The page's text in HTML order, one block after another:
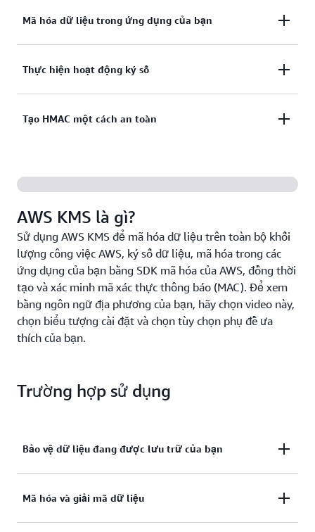
các dịch vụ và ứng dụng tích hợp từ một điểm duy
nhất.
Mã hóa dữ liệu trong ứng dụng của bạn
viện mã hóa dữ liệu thuộc SDK mã hóa của AWS.
Thực hiện hoạt động ký số
đối xứng để xác thực chữ ký số.
Tạo HMAC một cách an toàn
một cách an toàn để đảm bảo tính toàn vẹn và xác
thực của thông báo.
AWS KMS là gì?
Sử dụng AWS KMS để mã hóa dữ liệu trên toàn bộ khối
lượng công việc AWS, ký số dữ liệu, mã hóa trong các
ứng dụng của bạn bằng SDK mã hóa của AWS, đồng thời
tạo và xác minh mã xác thực thông báo (MAC). Để xem
bằng ngôn ngữ địa phương của bạn, hãy chọn video này,
chọn biểu tượng cài đặt và chọn tùy chọn phụ đề ưa
thích của bạn.
Trường hợp sử dụng
Bảo vệ dữ liệu đang được lưu trữ của bạn
các khóa KMS do bạn kiểm soát và quản lý.
Mã hóa và giải mã dữ liệu